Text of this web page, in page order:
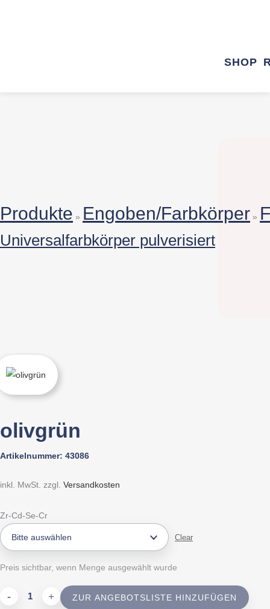
SHOP
Produkte » Engoben/Farbkörper »
Universalfarbkörper pulverisiert
olivgrün
Artikelnummer: 43086
inkl. MwSt. zzgl. Versandkosten
Zr-Cd-Se-Cr
Clear
Preis sichtbar, wenn Menge ausgewählt wurde
ZUR ANGEBOTSLISTE HINZUFÜGEN